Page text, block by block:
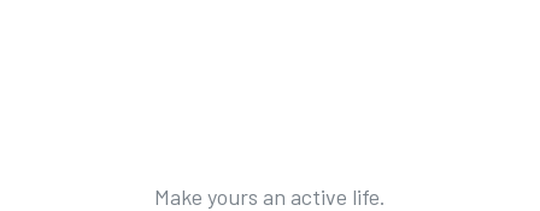
Make yours an active life.